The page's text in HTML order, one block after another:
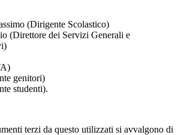
(Dirigente Scolastico)
(Direttore dei Servizi Generali e
genitori)
studenti).
terzi da questo utilizzati si avvalgono di